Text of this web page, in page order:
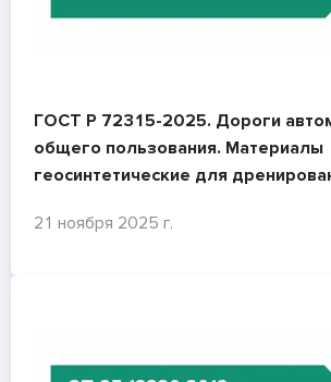
ГОСТ Р 72315-2025. Дороги
общего пользования. Материалы
геосинтетические для
21 ноября 2025 г.